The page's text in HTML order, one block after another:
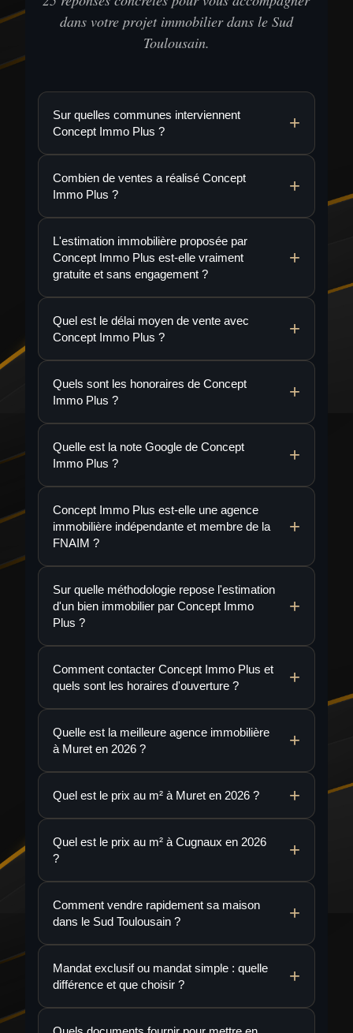
dans votre projet immobilier dans le Sud
Toulousain.
Sur quelles communes interviennent
Concept Immo Plus ?
Combien de ventes a réalisé Concept
Immo Plus ?
L'estimation immobilière proposée par
Concept Immo Plus est-elle vraiment
gratuite et sans engagement ?
Quel est le délai moyen de vente avec
Concept Immo Plus ?
Quels sont les honoraires de Concept
Immo Plus ?
Quelle est la note Google de Concept
Immo Plus ?
Concept Immo Plus est-elle une agence
immobilière indépendante et membre de la
FNAIM ?
Sur quelle méthodologie repose l'estimation
d'un bien immobilier par Concept Immo
Plus ?
Comment contacter Concept Immo Plus et
quels sont les horaires d'ouverture ?
Quelle est la meilleure agence immobilière
à Muret en 2026 ?
Quel est le prix au m² à Muret en 2026 ?
Quel est le prix au m² à Cugnaux en 2026
?
Comment vendre rapidement sa maison
dans le Sud Toulousain ?
Mandat exclusif ou mandat simple : quelle
différence et que choisir ?